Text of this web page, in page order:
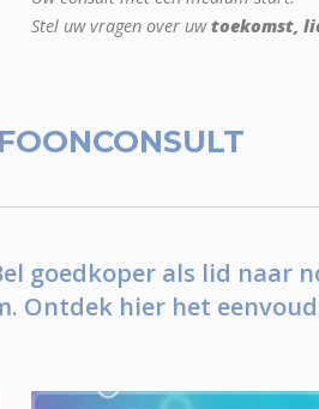
Stel uw vragen over uwtoekomst,
goedkoper als lid naar
Ontdek hier het